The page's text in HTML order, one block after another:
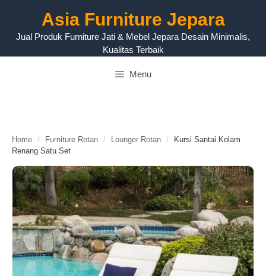
Asia Furniture Jepara
Jual Produk Furniture Jati & Mebel Jepara Desain Minimalis,
Kualitas Terbaik
Menu
Home / Furniture Rotan / Lounger Rotan /
Kursi Santai Kolam
Renang Satu Set